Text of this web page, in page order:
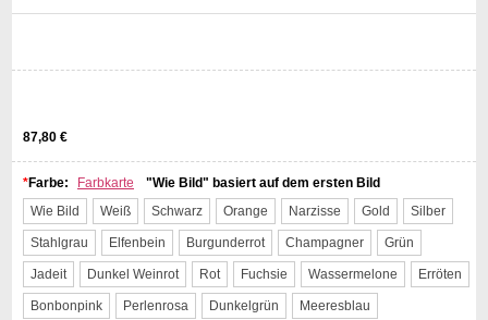
87,80 €
*Farbe: Farbkarte
"Wie Bild" basiert auf dem ersten Bild
Wie Bild
Weiß Schwarz Orange Narzisse Gold Silber
Stahlgrau Elfenbein Burgunderrot Champagner Grün
Jadeit Dunkel Weinrot Rot Fuchsie Wassermelone Erröten
Bonbonpink Perlenrosa Dunkelgrün Meeresblau